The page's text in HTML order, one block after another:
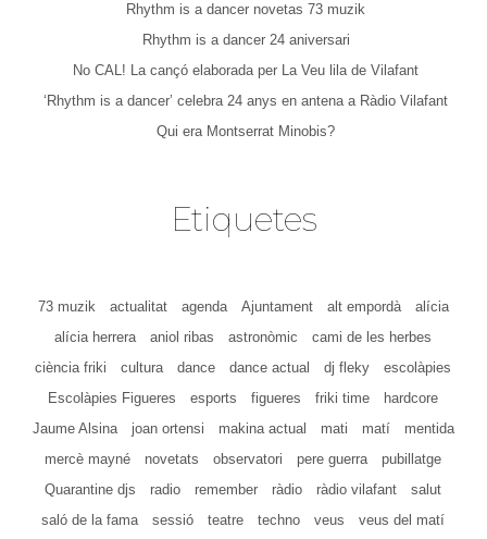
Rhythm is a dancer novetas 73 muzik
Rhythm is a dancer 24 aniversari
No CAL! La cançó elaborada per La Veu lila de Vilafant
‘Rhythm is a dancer’ celebra 24 anys en antena a Ràdio Vilafant
Qui era Montserrat Minobis?
Etiquetes
73 muzik actualitat agenda Ajuntament alt empordà
alícia
alícia herrera
aniol ribas astronòmic
cami de les herbes
ciència friki
cultura dance dance actual dj fleky
escolàpies
Escolàpies Figueres
esports figueres friki time
hardcore
Jaume Alsina
joan ortensi makina actual mati matí
mentida
mercè mayné
novetats observatori pere guerra
pubillatge
Quarantine djs
radio remember ràdio ràdio vilafant
salut
saló de la fama
sessió teatre techno veus
veus del matí